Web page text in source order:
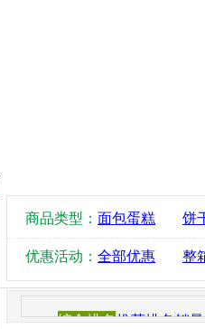
商品类型： 面包蛋糕 饼
优惠活动： 全部优惠 整
综合排名推荐排名销